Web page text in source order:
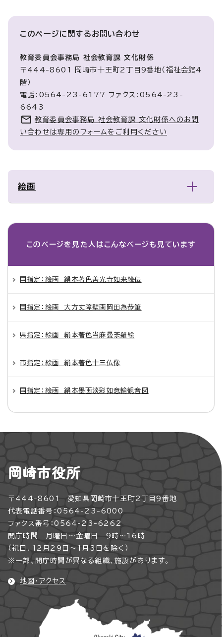
このページに関するお問い合わせ
教育委員会事務局 社会教育課 文化財係
〒444-8601 岡崎市十王町2丁目9番地（福祉会館4
階）
電話：0564-23-6177 ファクス：0564-23-
6643
教育委員会事務局 社会教育課 文化財係へのお問
い合わせは専用のフォームをご利用ください
絵画
このページを見た人は こんなページも見ています
国指定：絵画 絹本著色善光寺如来絵伝
国指定：絵画 大方丈障壁画岡田為恭筆
県指定：絵画 絹本著色当麻曼荼羅絵
市指定：絵画 絹本著色十三仏像
国指定：絵画 絹本墨画淡彩如意輪観音図
岡崎市役所
〒444-8601 愛知県岡崎市十王町2丁目9番地
代表電話番号：0564-23-6000
ファクス番号：0564-23-6262
開庁時間 月曜日～金曜日 9時～16時
（祝日、12月29日～1月3日を除く）
※一部、開庁時間が異なる組織、施設があります。
地図・アクセス